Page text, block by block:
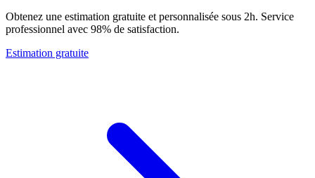
Obtenez une estimation gratuite et personnalisée sous 2h. Service
professionnel avec 98% de satisfaction.
Estimation gratuite